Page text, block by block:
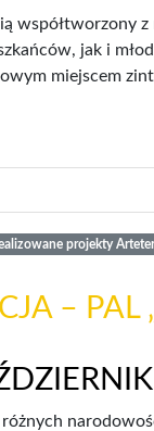
współtworzony
jak i
miejscem
projekty
– PAL